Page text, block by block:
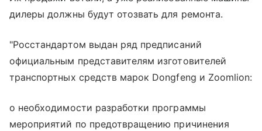
дилеры должны будут отозвать для ремонта.
"Росстандартом выдан ряд предписаний
официальным представителям изготовителей
транспортных средств марок Dongfeng и Zoomlion:
о необходимости разработки программы
мероприятий по предотвращению причинения